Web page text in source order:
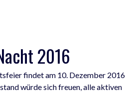
2016
findet am 10. Dezember 2016
würde sich freuen, alle aktiven